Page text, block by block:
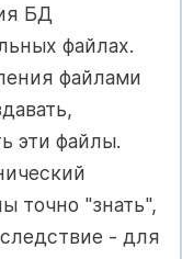
БД
файлах.
файлами
эти файлы.
точно "знать",
- для